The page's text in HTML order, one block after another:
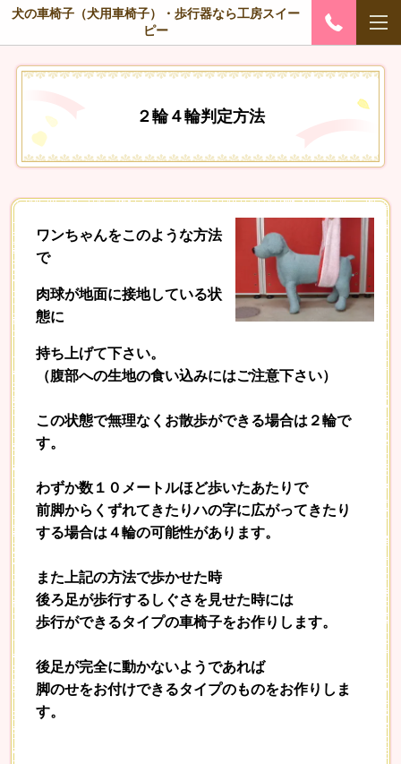
犬の車椅子（犬用車椅子）・歩行器なら工房スイー
ピー
２輪４輪判定方法
ワンちゃんをこのような方法
で
肉球が地面に接地している状
態に
持ち上げて下さい。
（腹部への生地の食い込みにはご注意下さい）
この状態で無理なくお散歩ができる場合は２輪で
す。
わずか数１０メートルほど歩いたあたりで
前脚からくずれてきたりハの字に広がってきたり
する場合は４輪の可能性があります。
また上記の方法で歩かせた時
後ろ足が歩行するしぐさを見せた時には
歩行ができるタイプの車椅子をお作りします。
後足が完全に動かないようであれば
脚のせをお付けできるタイプのものをお作りしま
す。